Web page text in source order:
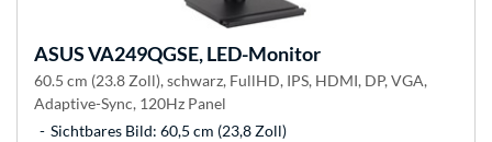
ASUSVA249QGSE, LED-Monitor
60.5 cm (23.8 Zoll), schwarz, FullHD, IPS, HDMI, DP, VGA,
Adaptive-Sync, 120Hz Panel
Sichtbares Bild: 60,5 cm (23,8 Zoll)